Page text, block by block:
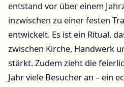
entstand vor über einem
inzwischen zu einer festen
entwickelt. Es ist ein Ritual,
zwischen Kirche, Handwerk
stärkt. Zudem zieht die
Jahr viele Besucher an – ein